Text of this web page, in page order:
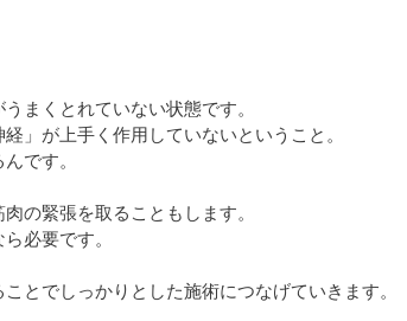
まくとれていない状態です。
」が上手く作用していないということ。
です。
の緊張を取ることもします。
必要です。
とでしっかりとした施術につなげていきます。